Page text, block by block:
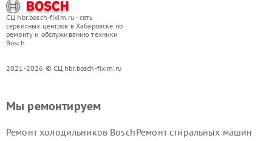
СЦ hbr.bosch-fixim.ru - сеть
сервисных центров в Хабаровске по
ремонту и обслуживанию техники
Bosch
2021-2026 © СЦ hbr.bosch-fixim.ru
Мы ремонтируем
Ремонт холодильников BoschРемонт стиральных машин